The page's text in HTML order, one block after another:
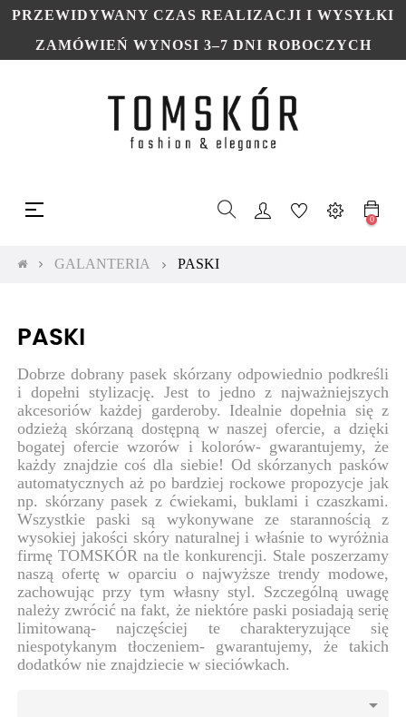
PRZEWIDYWANY CZAS REALIZACJI I WYSYŁKI
ZAMÓWIEŃ WYNOSI 3–7 DNI ROBOCZYCH
Toggle
navigation
☰
0
GALANTERIA PASKI
PASKI
Dobrze dobrany pasek skórzany odpowiednio podkreśli
i dopełni stylizację. Jest to jedno z najważniejszych
akcesoriów każdej garderoby. Idealnie dopełnia się z
odzieżą skórzaną dostępną w naszej ofercie, a dzięki
bogatej ofercie wzorów i kolorów- gwarantujemy, że
każdy znajdzie coś dla siebie! Od skórzanych pasków
automatycznych aż po bardziej rockowe propozycje jak
np. skórzany pasek z ćwiekami, buklami i czaszkami.
Wszystkie paski są wykonywane ze starannością z
wysokiej jakości skóry naturalnej i właśnie to wyróżnia
firmę TOMSKÓR na tle konkurencji. Stale poszerzamy
naszą ofertę w oparciu o najwyższe trendy modowe,
zachowując przy tym własny styl. Szczególną uwagę
należy zwrócić na fakt, że niektóre paski posiadają serię
limitowaną- najczęściej te charakteryzujące się
niespotykanym tłoczeniem- gwarantujemy, że takich
dodatków nie znajdziecie w sieciówkach.
